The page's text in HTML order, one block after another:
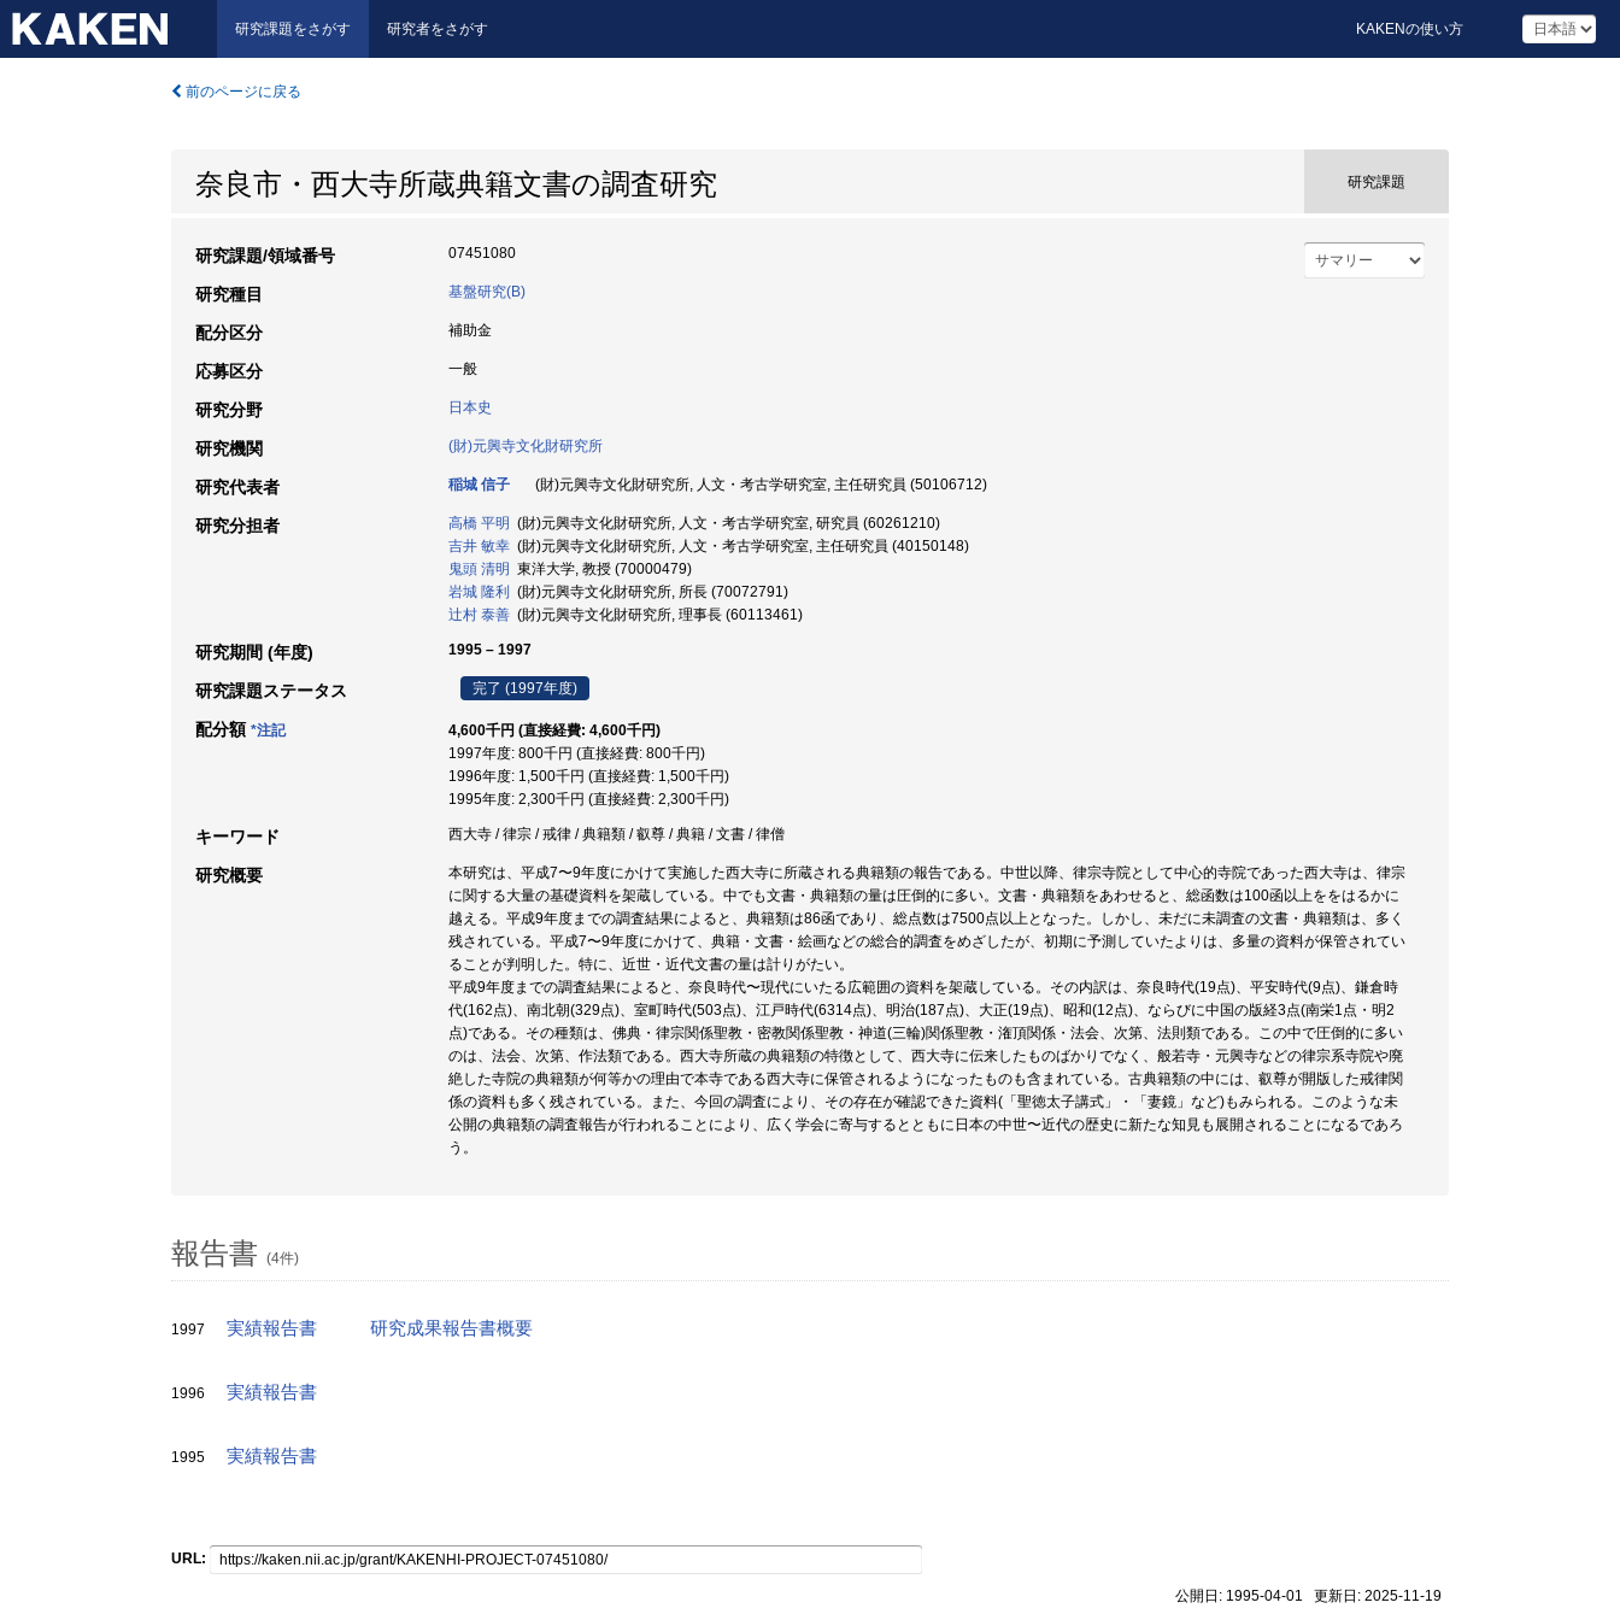
研究課題をさがす 研究者をさがす KAKENの使い方
前のページに戻る
奈良市・西大寺所蔵典籍文書の調査研究 研究課題
研究課題/領域番号 07451080
研究種目 基盤研究(B)
配分区分 補助金
応募区分 一般
研究分野 日本史
研究機関 (財)元興寺文化財研究所
研究代表者 稲城 信子 (財)元興寺文化財研究所, 人文・考古学研究室, 主任研究員 (50106712)
研究分担者 高橋 平明 (財)元興寺文化財研究所, 人文・考古学研究室, 研究員 (60261210)
吉井 敏幸 (財)元興寺文化財研究所, 人文・考古学研究室, 主任研究員 (40150148)
鬼頭 清明 東洋大学, 教授 (70000479)
岩城 隆利
(財)元興寺文化財研究所, 所長 (70072791)
辻村 泰善 (財)元興寺文化財研究所, 理事長 (60113461)
研究期間 (年度) 1995 – 1997
研究課題ステータス 完了 (1997年度)
配分額 *注記
4,600千円 (直接経費: 4,600千円)
1997年度: 800千円 (直接経費: 800千円)
1996年度: 1,500千円 (直接経費: 1,500千円)
1995年度: 2,300千円 (直接経費: 2,300千円)
キーワード 西大寺 / 律宗 / 戒律 / 典籍類 / 叡尊 / 典籍 / 文書 / 律僧
研究概要
本研究は、平成7〜9年度にかけて実施した西大寺に所蔵される典籍類の報告である。中世以降、律宗寺院として中心的寺院であった西大寺は、律宗
に関する大量の基礎資料を架蔵している。中でも文書・典籍類の量は圧倒的に多い。文書・典籍類をあわせると、総函数は100函以上ををはるかに
越える。平成9年度までの調査結果によると、典籍類は86函であり、総点数は7500点以上となった。しかし、未だに未調査の文書・典籍類は、多く
残されている。平成7〜9年度にかけて、典籍・文書・絵画などの総合的調査をめざしたが、初期に予測していたよりは、多量の資料が保管されてい
ることが判明した。特に、近世・近代文書の量は計りがたい。
平成9年度までの調査結果によると、奈良時代〜現代にいたる広範囲の資料を架蔵している。その内訳は、奈良時代(19点)、平安時代(9点)、鎌倉時
代(162点)、南北朝(329点)、室町時代(503点)、江戸時代(6314点)、明治(187点)、大正(19点)、昭和(12点)、ならびに中国の版経3点(南栄1点・明2
点)である。その種類は、佛典・律宗関係聖教・密教関係聖教・神道(三輪)関係聖教・潅頂関係・法会、次第、法則類である。この中で圧倒的に多い
のは、法会、次第、作法類である。西大寺所蔵の典籍類の特徴として、西大寺に伝来したものばかりでなく、般若寺・元興寺などの律宗系寺院や廃
絶した寺院の典籍類が何等かの理由で本寺である西大寺に保管されるようになったものも含まれている。古典籍類の中には、叡尊が開版した戒律関
係の資料も多く残されている。また、今回の調査により、その存在が確認できた資料(「聖徳太子講式」・「妻鏡」など)もみられる。このような未
公開の典籍類の調査報告が行われることにより、広く学会に寄与するとともに日本の中世〜近代の歴史に新たな知見も展開されることになるであろ
う。
報告書 (4件)
1997 実績報告書 研究成果報告書概要
1996 実績報告書
1995 実績報告書
URL:
公開日: 1995-04-01 更新日: 2025-11-19